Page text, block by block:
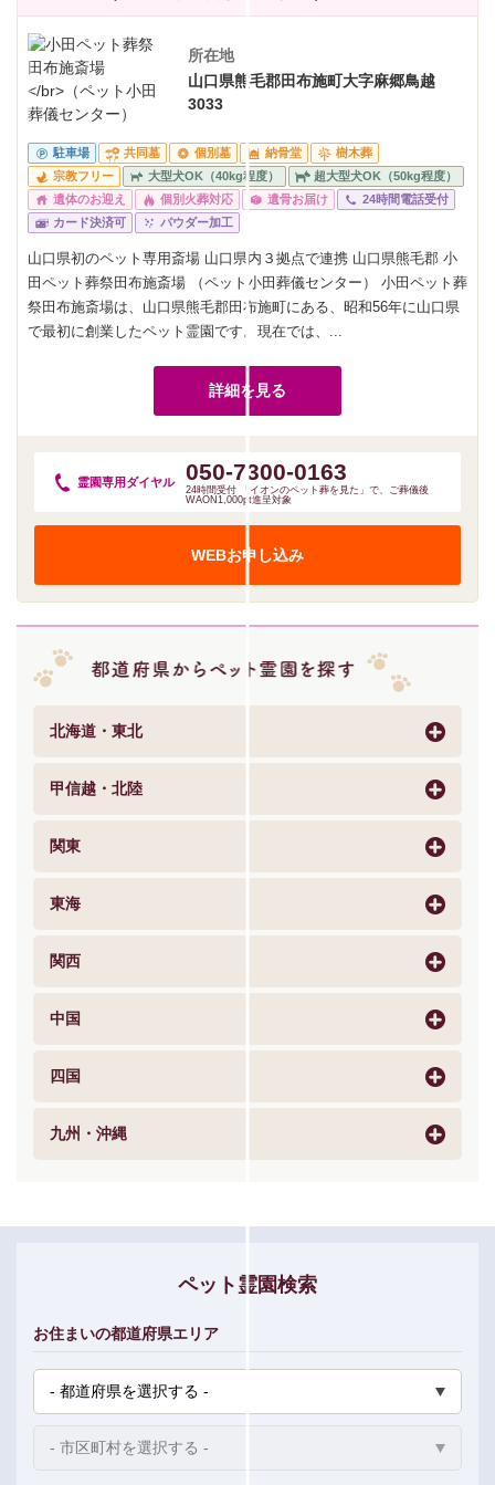
所在地
山口県熊毛郡田布施町大字麻郷鳥越
3033
駐車場 共同墓 個別墓 納骨堂
樹木葬
宗教フリー
大型犬OK（40kg程度）
超大型犬OK（50kg程度）
遺体のお迎え
個別火葬対応 遺骨お届け
24時間電話受付
カード決済可
パウダー加工
山口県初のペット専用斎場 山口県内３拠点で連携 山口県熊毛郡 小
田ペット葬祭田布施斎場 （ペット小田葬儀センター） 小田ペット葬
祭田布施斎場は、山口県熊毛郡田布施町にある、昭和56年に山口県
で最初に創業したペット霊園です。現在では、...
詳細を見る
霊園専用 ダイヤル 050-7300-0163
24時間受付 「イオンのペット葬を見た」で、ご葬儀後
WAON1,000pt進呈対象
WEBお申し込み
北海道・東北
甲信越・北陸
関東
東海
関西
中国
四国
九州・沖縄
ペット霊園検索
お住まいの都道府県エリア